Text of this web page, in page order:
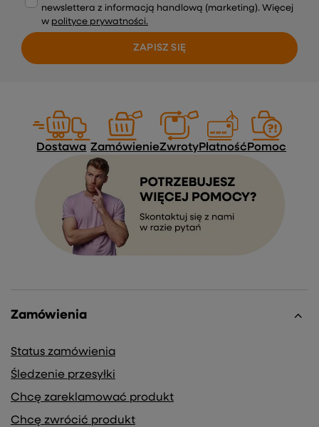
newslettera z informacją handlową (marketing). Więcej
w polityce prywatności.
ZAPISZ SIĘ
Dostawa ZamówienieZwrotyPłatność Pomoc
Zamówienia
Status zamówienia
Śledzenie przesyłki
Chcę zareklamować produkt
Chcę zwrócić produkt